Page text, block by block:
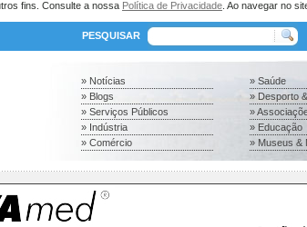
fins. Consulte a nossa Política de Privacidade . Ao navegar no
PESQUISAR
» Notícias
» Blogs
» Serviços Públicos
» Indústria
» Comércio
» Saúde
» Desporto
»
» Educação
» Museus &